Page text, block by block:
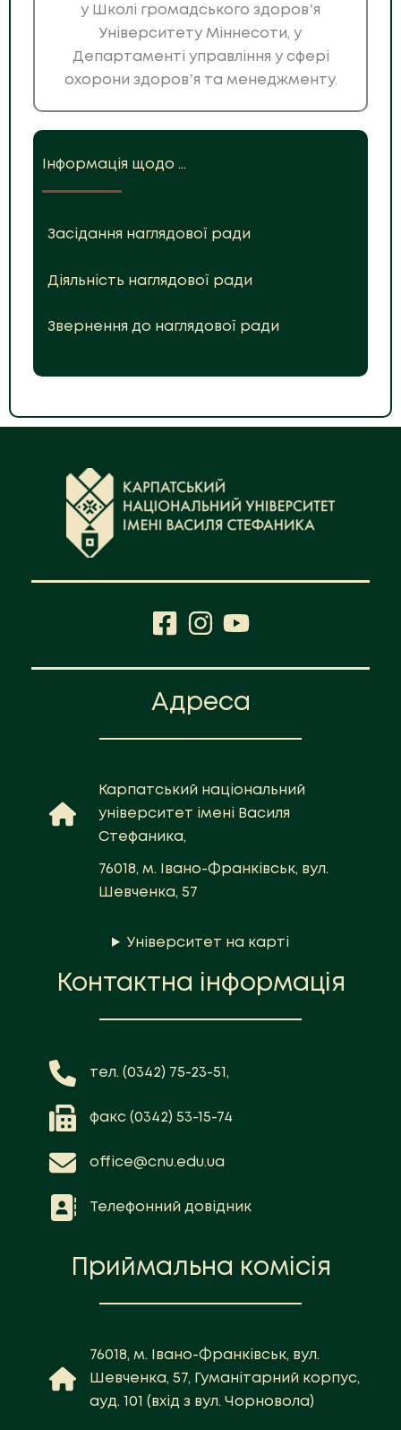
у Школі громадського здоровʼя
Університету Міннесоти, у
Департаменті управління у сфері
охорони здоровʼя та менеджменту.
Інформація щодо …
Засідання наглядової ради
Діяльність наглядової ради
Звернення до наглядової ради
Адреса
Карпатський національний
університет імені Василя
Стефаника,
76018, м. Івано-Франківськ, вул.
Шевченка, 57
Університет на карті
Контактна інформація
тел. (0342) 75-23-51,
факс (0342) 53-15-74
office@cnu.edu.ua
Телефонний довідник
Приймальна комісія
76018, м. Івано-Франківськ, вул.
Шевченка, 57, Гуманітарний корпус,
ауд. 101 (вхід з вул. Чорновола)